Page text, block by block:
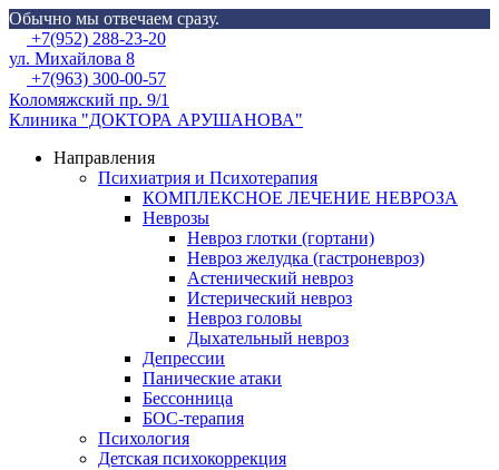
Обычно мы отвечаем сразу.
Skip
to
content
Menu+7(952) 288-23-20
ул. Михайлова 8
+7(963) 300-00-57
Коломяжский пр. 9/1
Клиника "ДОКТОРА АРУШАНОВА"
Направления
Психиатрия и Психотерапия
КОМПЛЕКСНОЕ ЛЕЧЕНИЕ НЕВРОЗА
Неврозы
Невроз глотки (гортани)
Невроз желудка (гастроневроз)
Астенический невроз
Истерический невроз
Невроз головы
Дыхательный невроз
Депрессии
Панические атаки
Бессонница
БОС-терапия
Психология
Детская психокоррекция